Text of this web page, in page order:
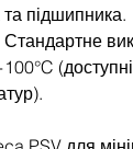
підшипника.